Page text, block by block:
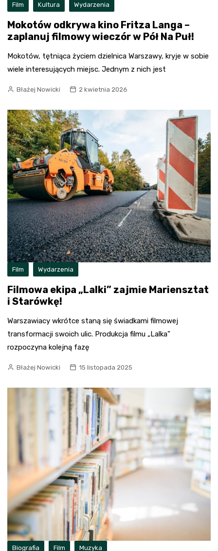
Film Kultura Wydarzenia
Mokotów odkrywa kino Fritza Langa –
zaplanuj filmowy wieczór w Pół Na Puł!
Mokotów, tętniąca życiem dzielnica Warszawy, kryje w sobie
wiele interesujących miejsc. Jednym z nich jest
Błażej Nowicki 2 kwietnia 2026
Film Wydarzenia
Filmowa ekipa „Lalki” zajmie Mariensztat
i Starówkę!
Warszawiacy wkrótce staną się świadkami filmowej
transformacji swoich ulic. Produkcja filmu „Lalka”
rozpoczyna kolejną fazę
Błażej Nowicki 15 listopada 2025
Biografia Film Muzyka